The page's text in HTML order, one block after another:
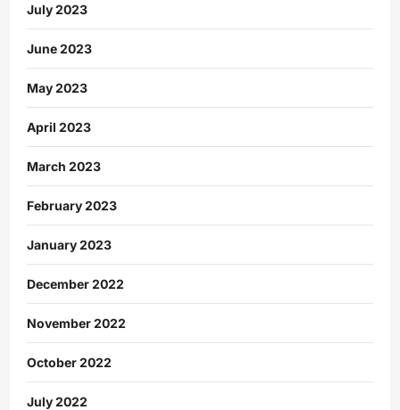
July 2023
June 2023
May 2023
April 2023
March 2023
February 2023
January 2023
December 2022
November 2022
October 2022
July 2022